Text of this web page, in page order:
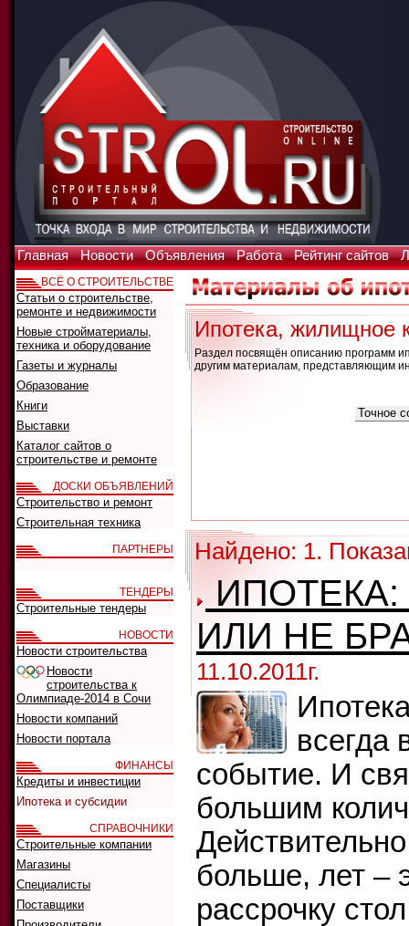
Главная Новости Объявления Работа Рейтинг сайтов
Ипотека, жилищное
Раздел посвящён описанию программ
другим материалам, представляющим
Найдено: 1.
ИПОТЕКА:
ИЛИ НЕ
11.10.2011г.
всегда
событие. И
большим
больше, лет –
рассрочку
ВСЁ О СТРОИТЕЛЬСТВЕ
Статьи о строительстве,
ремонте и недвижимости
Новые стройматериалы,
техника и оборудование
Газеты и журналы
Образование
Книги
Выставки
Каталог сайтов о
строительстве и ремонте
ДОСКИ ОБЪЯВЛЕНИЙ
Строительство и ремонт
Строительная техника
ПАРТНЕРЫ
ТЕНДЕРЫ
Строительные тендеры
НОВОСТИ
Новости строительства
Новости
строительства к
Олимпиаде-2014 в Сочи
Новости компаний
Новости портала
ФИНАНСЫ
Кредиты и инвестиции
Ипотека и субсидии
СПРАВОЧНИКИ
Строительные компании
Магазины
Специалисты
Поставщики